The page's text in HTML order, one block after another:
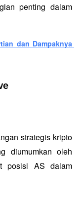
penting dalam
dan Dampaknya
strategis kripto
diumumkan oleh
posisi AS dalam